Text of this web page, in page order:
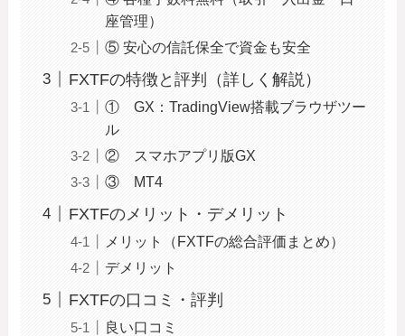
座管理）
⑤ 安心の信託保全で資金も安全
FXTFの特徴と評判（詳しく解説）
① GX：TradingView搭載ブラウザツー
ル
② スマホアプリ版GX
③ MT4
FXTFのメリット・デメリット
メリット（FXTFの総合評価まとめ）
デメリット
FXTFの口コミ・評判
良い口コミ